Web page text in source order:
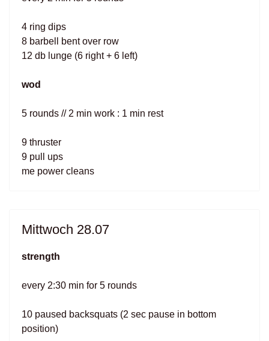
4 ring dips
8 barbell bent over row
12 db lunge (6 right + 6 left)
wod
5 rounds // 2 min work : 1 min rest
9 thruster
9 pull ups
me power cleans
Mittwoch 28.07
strength
every 2:30 min for 5 rounds
10 paused backsquats (2 sec pause in bottom
position)